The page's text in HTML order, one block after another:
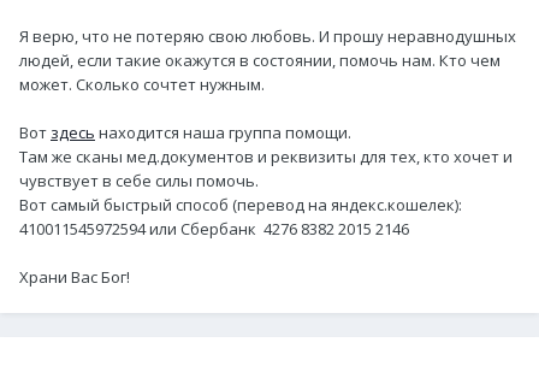
Я верю, что не потеряю свою любовь. И прошу неравнодушных
людей, если такие окажутся в состоянии, помочь нам. Кто чем
может. Сколько сочтет нужным.
Вот здесь находится наша группа помощи.
Там же сканы мед.документов и реквизиты для тех, кто хочет и
чувствует в себе силы помочь.
Вот самый быстрый способ (перевод на яндекс.кошелек):
410011545972594 или Сбербанк 4276 8382 2015 2146
Храни Вас Бог!